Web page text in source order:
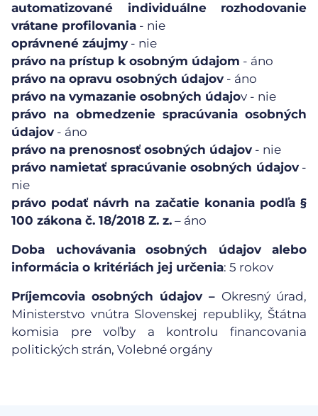
automatizované individuálne rozhodovanie
vrátane profilovania - nie
oprávnené záujmy - nie
právo na prístup k osobným údajom - áno
právo na opravu osobných údajov - áno
právo na vymazanie osobných údajov - nie
právo na obmedzenie spracúvania osobných
údajov - áno
právo na prenosnosť osobných údajov - nie
právo namietať spracúvanie osobných údajov-
nie
právo podať návrh na začatie konania podľa §
100 zákona č. 18/2018 Z. z. – áno
Doba uchovávania
osobných údajov alebo
informácia o kritériách jej určenia: 5 rokov
Príjemcovia osobných údajov – Okresný úrad,
Ministerstvo vnútra Slovenskej republiky, Štátna
komisia pre voľby a kontrolu financovania
politických strán, Volebné orgány